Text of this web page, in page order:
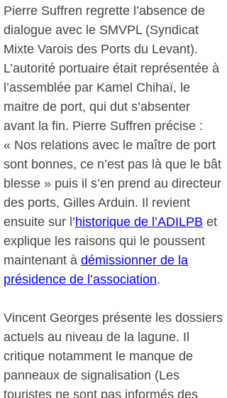
Pierre Suffren regrette l’absence de
dialogue avec le SMVPL (Syndicat
Mixte Varois des Ports du Levant).
L’autorité portuaire était représentée à
l’assemblée par Kamel Chihaï, le
maitre de port, qui dut s’absenter
avant la fin. Pierre Suffren précise :
« Nos relations avec le maître de port
sont bonnes, ce n’est pas là que le bât
blesse » puis il s’en prend au directeur
des ports, Gilles Arduin. Il revient
ensuite sur l’historique de l’ADILPB et
explique les raisons qui le poussent
maintenant à démissionner de la
présidence de l’association.
Vincent Georges présente les dossiers
actuels au niveau de la lagune. Il
critique notamment le manque de
panneaux de signalisation (Les
touristes ne sont pas informés des